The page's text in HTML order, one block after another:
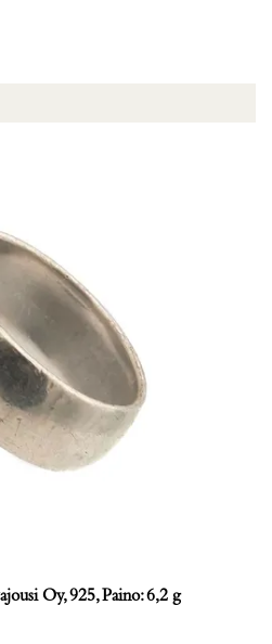
Oy, 925, Paino: 6,2 g